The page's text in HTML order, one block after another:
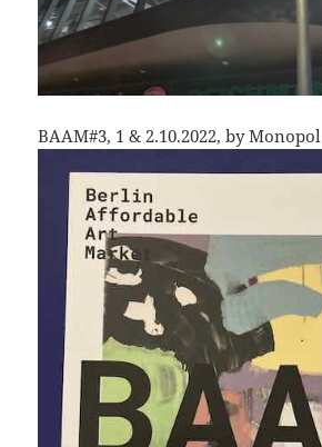
BAAM#3, 1 & 2.10.2022, by Monopol